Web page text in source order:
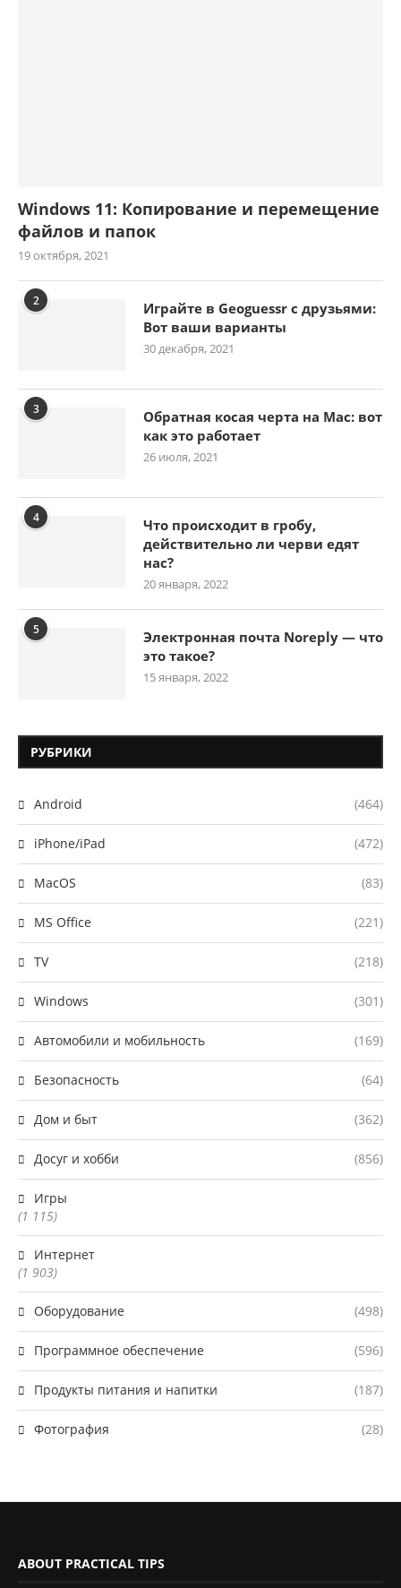
Windows 11: Копирование и перемещение
файлов и папок
19 октября, 2021
2
Играйте в Geoguessr с друзьями:
Вот ваши варианты
30 декабря, 2021
3
Обратная косая черта на Mac: вот
как это работает
26 июля, 2021
4
Что происходит в гробу,
действительно ли черви едят
нас?
20 января, 2022
5
Электронная почта Noreply — что
это такое?
15 января, 2022
РУБРИКИ
Android (464)
iPhone/iPad (472)
MacOS (83)
MS Office (221)
TV (218)
Windows (301)
Автомобили и мобильность (169)
Безопасность (64)
Дом и быт (362)
Досуг и хобби (856)
Игры
(1 115)
Интернет
(1 903)
Оборудование (498)
Программное обеспечение (596)
Продукты питания и напитки (187)
Фотография (28)
ABOUT PRACTICAL TIPS